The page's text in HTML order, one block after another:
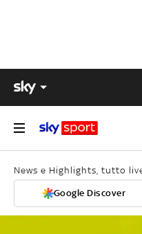
News e Highlights, tutto
Google Discover